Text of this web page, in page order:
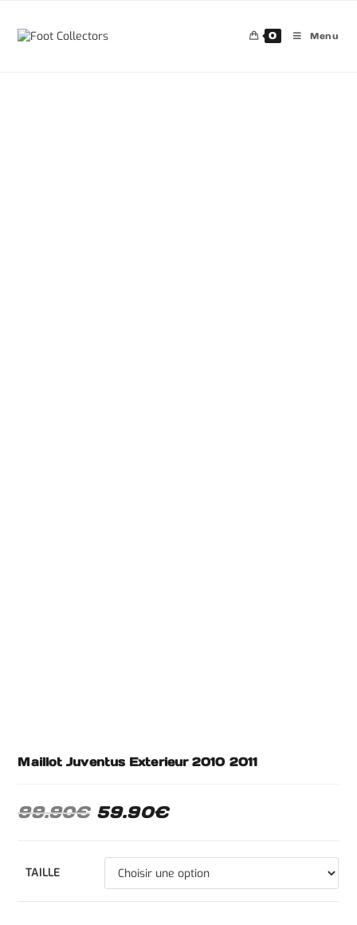
0 Menu
Maillot Juventus Exterieur 2010 2011
99.90€ 59.90€
TAILLE